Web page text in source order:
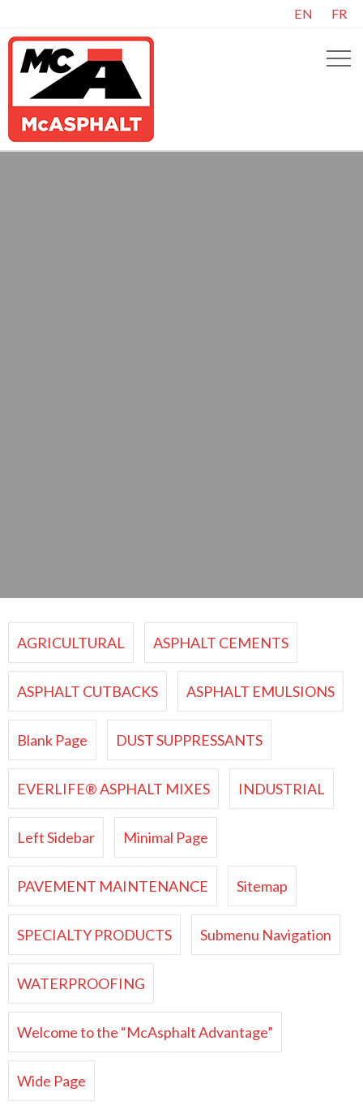
EN FR
AGRICULTURAL ASPHALT CEMENTS
ASPHALT CUTBACKS ASPHALT EMULSIONS
Blank Page DUST SUPPRESSANTS
EVERLIFE® ASPHALT MIXES INDUSTRIAL
Left Sidebar Minimal Page
PAVEMENT MAINTENANCE Sitemap
SPECIALTY PRODUCTS Submenu Navigation
WATERPROOFING
Welcome to the “McAsphalt Advantage”
Wide Page